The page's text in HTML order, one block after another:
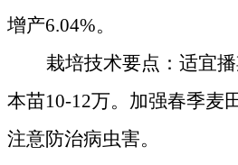
增产6.04%。
栽培技术要点：适宜
本苗10-12万。加强春季麦
注意防治病虫害。